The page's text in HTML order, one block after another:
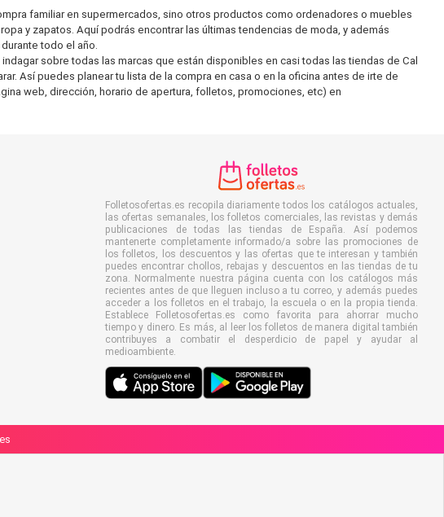
familiar en supermercados, sino otros productos como ordenadores o muebles
y zapatos. Aquí podrás encontrar las últimas tendencias de moda, y además
todo el año.
sobre todas las marcas que están disponibles en casi todas las tiendas de Cal
Así puedes planear tu lista de la compra en casa o en la oficina antes de irte de
web, dirección, horario de apertura, folletos, promociones, etc) en
Folletosofertas.es recopila diariamente todos los catálogos actuales,
las ofertas semanales, los folletos comerciales, las revistas y demás
publicaciones de todas las tiendas de España. Así podemos
mantenerte completamente informado/a sobre las promociones de
los folletos, los descuentos y las ofertas que te interesan y también
puedes encontrar chollos, rebajas y descuentos en las tiendas de tu
zona. Normalmente nuestra página cuenta con los catálogos más
recientes antes de que lleguen incluso a tu correo, y además puedes
acceder a los folletos en el trabajo, la escuela o en la propia tienda.
Establece Folletosofertas.es como favorita para ahorrar mucho
tiempo y dinero. Es más, al leer los folletos de manera digital también
contribuyes a combatir el desperdicio de papel y ayudar al
medioambiente.